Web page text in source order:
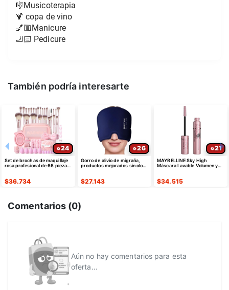
🎼Musicoterapia
🍹 copa de vino
💅🏼Manicure
🦶🏻 Pedicure
También podría interesarte
24
Set de brochas de maquillaje
rosa profesional de 66 piezas
$36.734
26
Gorro de alivio de migraña,
productos mejorados sin olor
$27.143
21
MAYBELLINE Sky High
Máscara Lavable Volumen y
$34.515
Comentarios (0)
Aún no hay comentarios para esta
oferta...